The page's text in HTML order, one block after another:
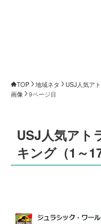
TOP 地域ネタ
USJ人気ア
画像
9ページ目
USJ人気アト
キング（1～